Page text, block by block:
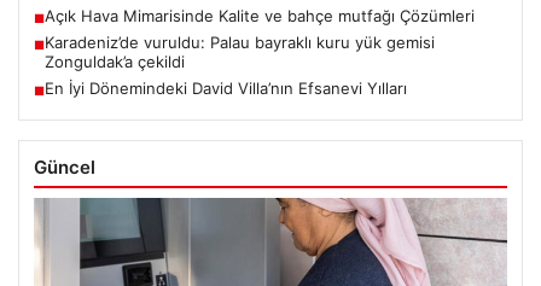
■Açık Hava Mimarisinde Kalite ve bahçe mutfağı Çözümleri
■Karadeniz’de vuruldu: Palau bayraklı kuru yük gemisi
Zonguldak’a çekildi
■En İyi Dönemindeki David Villa’nın Efsanevi Yılları
Güncel